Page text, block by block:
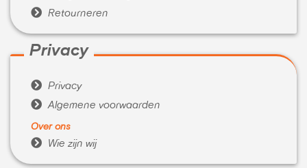
 Retourneren
Privacy
 Privacy
 Algemene voorwaarden
Over ons
 Wie zijn wij